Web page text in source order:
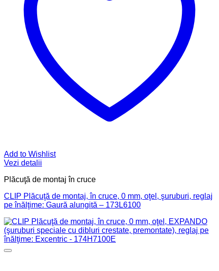
Add to Wishlist
Vezi detalii
Plăcuţă de montaj în cruce
CLIP Plăcuţă de montaj, în cruce, 0 mm, oţel, şuruburi, reglaj
pe înălţime: Gaură alungită – 173L6100